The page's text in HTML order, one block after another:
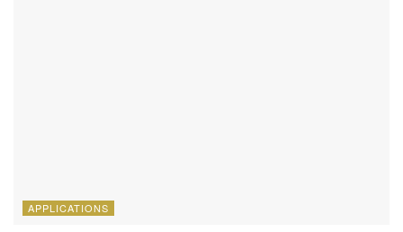
APPLICATIONS